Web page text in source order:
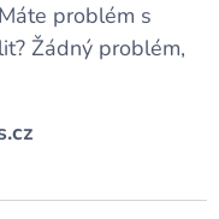
problém s
Žádný problém,